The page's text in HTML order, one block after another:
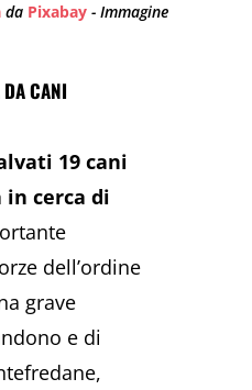
da Pixabay - Immagine
DA CANI
19 cani
cerca di
dell’ordine
grave
e di